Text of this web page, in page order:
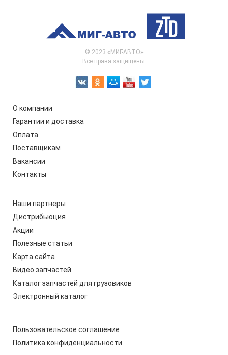
© 2023 «МИГ-АВТО»
Все права защищены.
О компании
Гарантии и доставка
Оплата
Поставщикам
Вакансии
Контакты
Наши партнеры
Дистрибьюция
Акции
Полезные статьи
Карта сайта
Видео запчастей
Каталог запчастей для грузовиков
Электронный каталог
Пользовательское соглашение
Политика конфиденциальности